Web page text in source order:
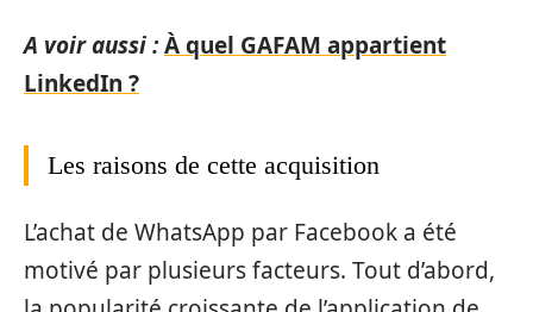
A voir aussi :À quel GAFAM appartient
LinkedIn ?
Les raisons de cette acquisition
L’achat de WhatsApp par Facebook a été
motivé par plusieurs facteurs. Tout d’abord,